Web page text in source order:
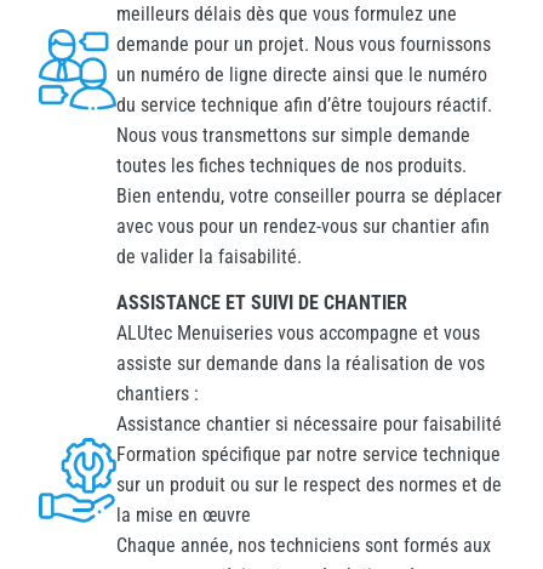
meilleurs délais dès que vous formulez une
demande pour un projet. Nous vous fournissons
un numéro de ligne directe ainsi que le numéro
du service technique afin d’être toujours réactif.
Nous vous transmettons sur simple demande
toutes les fiches techniques de nos produits.
Bien entendu, votre conseiller pourra se déplacer
avec vous pour un rendez-vous sur chantier afin
de valider la faisabilité.
ASSISTANCE ET SUIVI DE CHANTIER
ALUtec Menuiseries vous accompagne et vous
assiste sur demande dans la réalisation de vos
chantiers :
Assistance chantier si nécessaire pour faisabilité
Formation spécifique par notre service technique
sur un produit ou sur le respect des normes et de
la mise en œuvre
Chaque année, nos techniciens sont formés aux